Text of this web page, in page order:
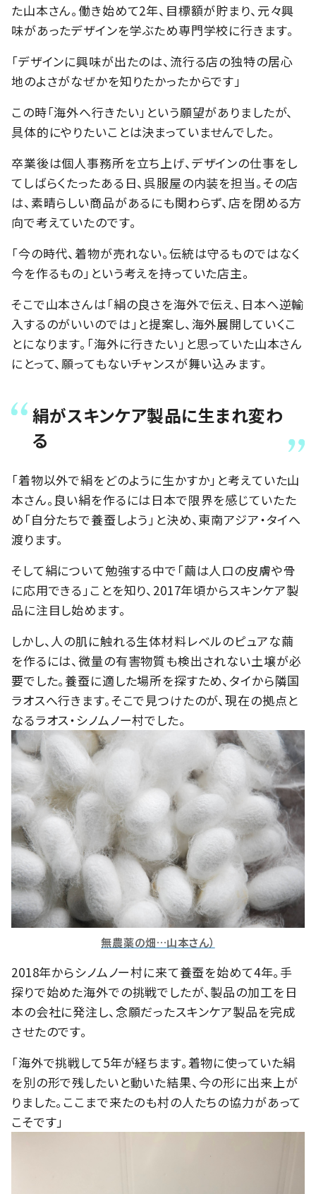
た山本さん。働き始めて2年、目標額が貯まり、元々興
味があったデザインを学ぶため専門学校に行きます。
「デザインに興味が出たのは、流行る店の独特の居心
地のよさがなぜかを知りたかったからです」
この時「海外へ行きたい」という願望がありましたが、
具体的にやりたいことは決まっていませんでした。
卒業後は個人事務所を立ち上げ、デザインの仕事をし
てしばらくたったある日、呉服屋の内装を担当。その店
は、素晴らしい商品があるにも関わらず、店を閉める方
向で考えていたのです。
「今の時代、着物が売れない。伝統は守るものではなく
今を作るもの」という考えを持っていた店主。
そこで山本さんは「絹の良さを海外で伝え、日本へ逆輸
入するのがいいのでは」と提案し、海外展開していくこ
とになります。「海外に行きたい」と思っていた山本さん
にとって、願ってもないチャンスが舞い込みます。
絹がスキンケア製品に生まれ変わ
る
「着物以外で絹をどのように生かすか」と考えていた山
本さん。良い絹を作るには日本で限界を感じていたた
め「自分たちで養蚕しよう」と決め、東南アジア・タイへ
渡ります。
そして絹について勉強する中で「繭は人口の皮膚や骨
に応用できる」ことを知り、2017年頃からスキンケア製
品に注目し始めます。
しかし、人の肌に触れる生体材料レベルのピュアな繭
を作るには、微量の有害物質も検出されない土壌が必
要でした。養蚕に適した場所を探すため、タイから隣国
ラオスへ行きます。そこで見つけたのが、現在の拠点と
なるラオス・シノムノー村でした。
無農薬の畑…山本さん）
2018年からシノムノー村に来て養蚕を始めて4年。手
探りで始めた海外での挑戦でしたが、製品の加工を日
本の会社に発注し、念願だったスキンケア製品を完成
させたのです。
「海外で挑戦して5年が経ちます。着物に使っていた絹
を別の形で残したいと動いた結果、今の形に出来上が
りました。ここまで来たのも村の人たちの協力があって
こそです」